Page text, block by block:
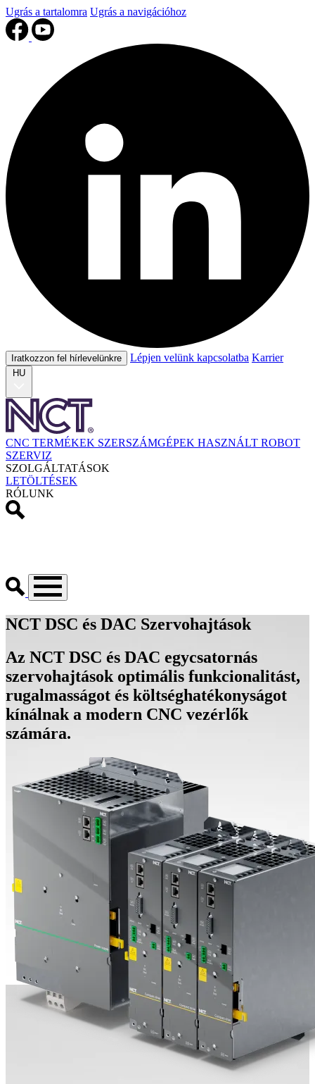
Ugrás a tartalomra Ugrás a navigációhoz
Iratkozzon fel hírlevelünkre Lépjen velünk kapcsolatba Karrier
HU
CNC TERMÉKEK SZERSZÁMGÉPEK HASZNÁLT ROBOT
SZERVIZ
SZOLGÁLTATÁSOK
LETÖLTÉSEK
RÓLUNK
NCT DSC és DAC Szervohajtások
Az NCT DSC és DAC egycsatornás
szervohajtások optimális funkcionalitást,
rugalmasságot és költséghatékonyságot
kínálnak a modern CNC vezérlők
számára.